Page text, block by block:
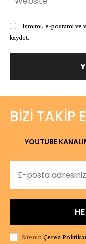
Ismimi, e-postamı ve
kaydet.
BIZI TAKIP
YOUTUBE
Sitenin Çerez